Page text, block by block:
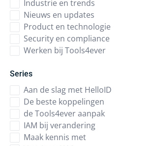
Industrie en trends
Nieuws en updates
Product en technologie
Security en compliance
Werken bij Tools4ever
Series
Aan de slag met HelloID
De beste koppelingen
de Tools4ever aanpak
IAM bij verandering
Maak kennis met